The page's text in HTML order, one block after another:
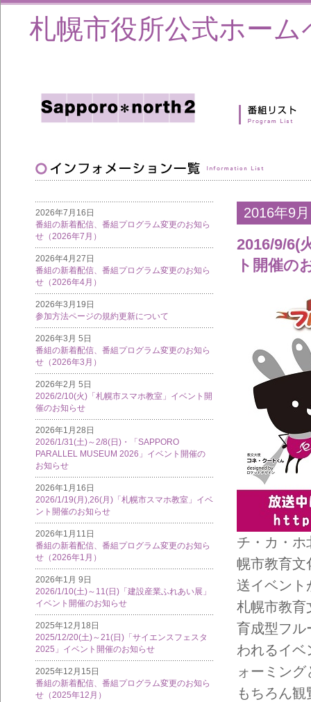
札幌市役所公式ホーム
2026年7月16日
番組の新着配信、番組プログラム変更のお知ら
せ（2026年7月）
2026年4月27日
番組の新着配信、番組プログラム変更のお知ら
せ（2026年4月）
2026年3月19日
参加方法ページの規約更新について
2026年3月 5日
番組の新着配信、番組プログラム変更のお知ら
せ（2026年3月）
2026年2月 5日
2026/2/10(火)「札幌市スマホ教室」イベント開
催のお知らせ
2026年1月28日
2026/1/31(土)～2/8(日)・「SAPPORO
PARALLEL MUSEUM 2026」イベント開催の
お知らせ
2026年1月16日
2026/1/19(月),26(月)「札幌市スマホ教室」イベ
ント開催のお知らせ
2026年1月11日
番組の新着配信、番組プログラム変更のお知ら
せ（2026年1月）
2026年1月 9日
2026/1/10(土)～11(日)「建設産業ふれあい展」
イベント開催のお知らせ
2025年12月18日
2025/12/20(土)～21(日)「サイエンスフェスタ
2025」イベント開催のお知らせ
2025年12月15日
番組の新着配信、番組プログラム変更のお知ら
せ（2025年12月）
2016年9
2016/9/6(
ト開催の
チ・カ・ホ
幌市教育文
送イベント
札幌市教育
育成型フル
われるイベ
ォーミン
もちろん